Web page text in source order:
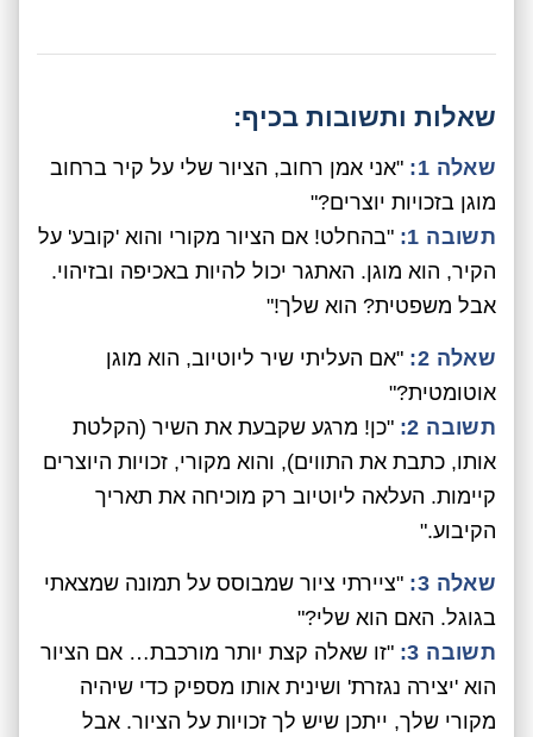
שאלות ותשובות בכיף:
שאלה 1:
"אני אמן רחוב, הציור שלי על קיר ברחוב
מוגן בזכויות יוצרים?"
תשובה 1:
"בהחלט! אם הציור מקורי והוא 'קובע' על
הקיר, הוא מוגן. האתגר יכול להיות באכיפה ובזיהוי.
אבל משפטית? הוא שלך!"
שאלה 2:
"אם העליתי שיר ליוטיוב, הוא מוגן
אוטומטית?"
תשובה 2:
"כן! מרגע שקבעת את השיר (הקלטת
אותו, כתבת את התווים), והוא מקורי, זכויות היוצרים
קיימות. העלאה ליוטיוב רק מוכיחה את תאריך
הקיבוע."
שאלה 3:
"ציירתי ציור שמבוסס על תמונה שמצאתי
בגוגל. האם הוא שלי?"
תשובה 3:
"זו שאלה קצת יותר מורכבת… אם הציור
הוא 'יצירה נגזרת' ושינית אותו מספיק כדי שיהיה
מקורי שלך, ייתכן שיש לך זכויות על הציור. אבל